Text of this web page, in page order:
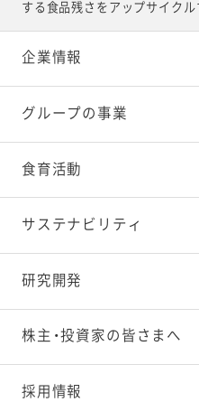
する食品残さをアップサイク
企業情報
グループの事業
食育活動
サステナビリティ
研究開発
株主・投資家の皆さまへ
採用情報